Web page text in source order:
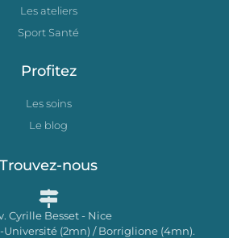
Les ateliers
Sport Santé
Profitez
Les soins
Le blog
Trouvez-nous
Cyrille Besset - Nice
Université (2mn) / Borriglione (4mn).